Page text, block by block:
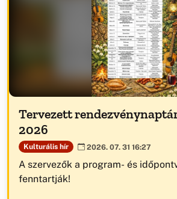
Tervezett
2026
Kulturális hír 2026. 07. 31 16:27
A szervezők a program- és
fenntartják!